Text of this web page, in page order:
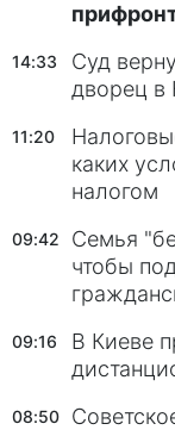
14:33
Суд
дворец в
11:20
каких
налогом
09:42
Семья
чтобы
09:16
В Киеве
08:50